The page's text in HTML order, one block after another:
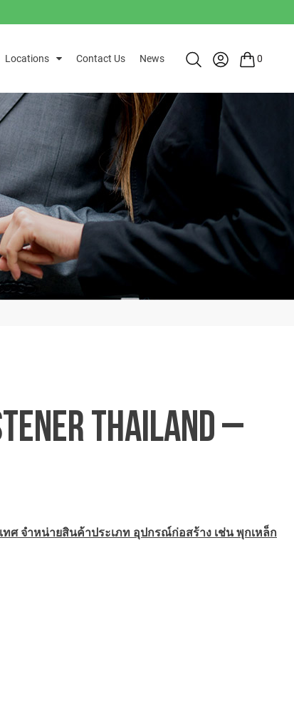
Locations Contact Us News 0
THAILAND –
ศ จำหน่ายสินค้าประเภท อุปกรณ์ก่อสร้าง เช่น พุกเหล็ก